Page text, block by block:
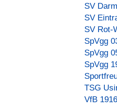
SV
SV
SV Rot-
SpVgg
SpVgg
SpVgg
TSG
VfB